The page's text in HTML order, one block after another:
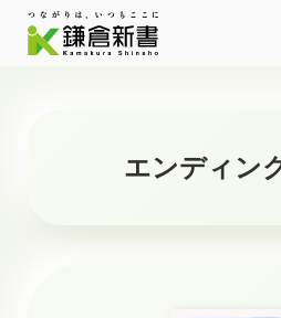
エンディン